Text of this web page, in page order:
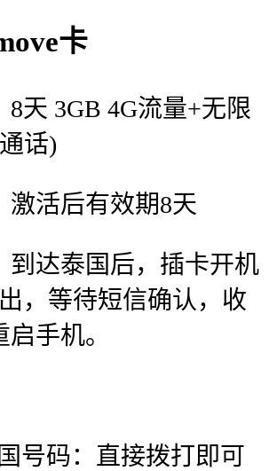
卡
8天 3GB 4G流量+无限
话)
激活后有效期8天
到达泰国后，插卡开机
，等待短信确认，收
手机。
号码：直接拨打即可